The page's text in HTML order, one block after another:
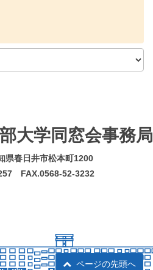
大学同窓会事務局
県春日井市松本町1200
FAX.0568-52-3232
ページの先頭へ